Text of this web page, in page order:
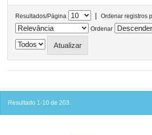
Resultados/Página |
Ordenar registros
Ordenar
Resultado 1-10 de 203.